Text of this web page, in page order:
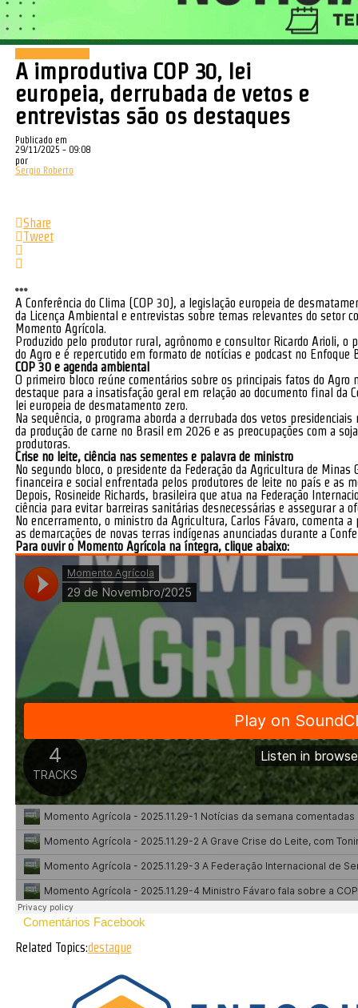
A improdutiva COP 30, lei
europeia, derrubada de vetos e
entrevistas são os destaques
Publicado em
29/11/2025 - 09:08
por
Sergio Roberto
Share
Tweet
A Conferência do Clima (COP 30), a legislação europeia de
da Licença Ambiental e entrevistas sobre temas relevantes do setor
Momento Agrícola.
Produzido pelo produtor rural, agrônomo e consultor Ricardo Arioli, o
do Agro e é repercutido em formato de notícias e podcast no Enfoque
COP 30 e agenda ambiental
O primeiro bloco reúne comentários sobre os principais fatos do Agro
destaque para a insatisfação geral em relação ao documento final da
lei europeia de desmatamento zero.
Na sequência, o programa aborda a derrubada dos vetos
da produção de carne no Brasil em 2026 e as preocupações com a
produtoras.
Crise no leite, ciência nas sementes e palavra de ministro
No segundo bloco, o presidente da Federação da Agricultura de
financeira e social enfrentada pelos produtores de leite no país e as
Depois, Rosineide Richards, brasileira que atua na Federação
ciência para evitar barreiras sanitárias desnecessárias e assegurar a
No encerramento, o ministro da Agricultura, Carlos Fávaro, comenta
as demarcações de novas terras indígenas anunciadas durante a
Para ouvir o Momento Agrícola na íntegra, clique abaixo:
Comentários Facebook
Related Topics:destaque